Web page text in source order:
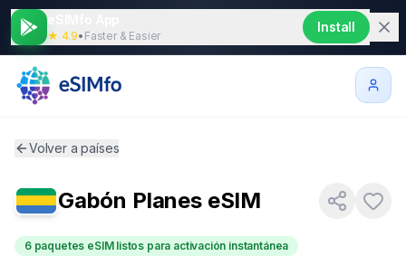
★ 4.9• Faster & Easier
Install
Volver a países
Gabón Planes eSIM
6 paquetes eSIM listos para activación instantánea